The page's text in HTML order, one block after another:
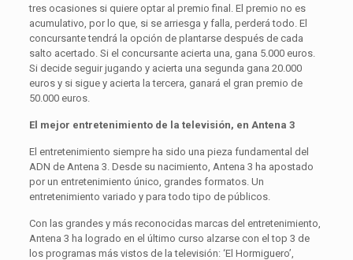
tres ocasiones si quiere optar al premio final. El premio no es
acumulativo, por lo que, si se arriesga y falla, perderá todo. El
concursante tendrá la opción de plantarse después de cada
salto acertado. Si el concursante acierta una, gana 5.000 euros.
Si decide seguir jugando y acierta una segunda gana 20.000
euros y si sigue y acierta la tercera, ganará el gran premio de
50.000 euros.
El mejor entretenimiento de la televisión, en Antena 3
El entretenimiento siempre ha sido una pieza fundamental del
ADN de Antena 3. Desde su nacimiento, Antena 3 ha apostado
por un entretenimiento único, grandes formatos. Un
entretenimiento variado y para todo tipo de públicos.
Con las grandes y más reconocidas marcas del entretenimiento,
Antena 3 ha logrado en el último curso alzarse con el top 3 de
los programas más vistos de la televisión: ‘El Hormiguero’,